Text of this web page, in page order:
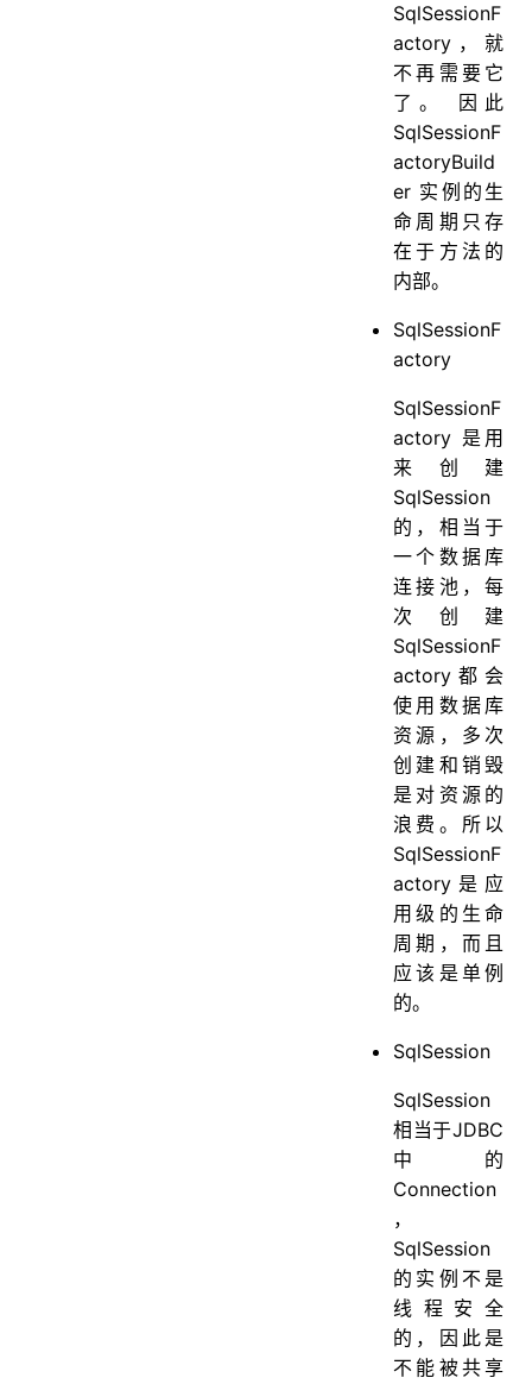
SqlSessionF
actory，就
不再需要它
了。 因此
SqlSessionF
actoryBuild
er 实例的生
命周期只存
在于方法的
内部。
SqlSessionF
actory
SqlSessionF
actory 是用
来创建
SqlSession
的，相当于
一个数据库
连接池，每
次创建
SqlSessionF
actory都会
使用数据库
资源，多次
创建和销毁
是对资源的
浪费。所以
SqlSessionF
actory是应
用级的生命
周期，而且
应该是单例
的。
SqlSession
SqlSession
相当于JDBC
中的
Connection
，
SqlSession
的实例不是
线程安全
的，因此是
不能被共享